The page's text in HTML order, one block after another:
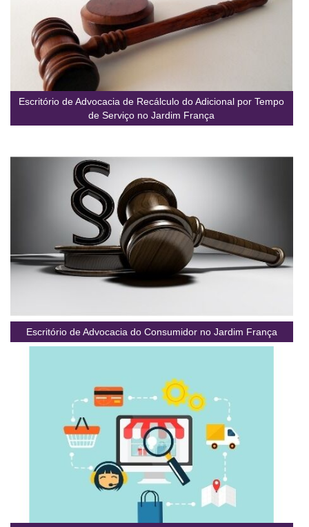
Escritório de Advocacia de Recálculo do Adicional por Tempo
de Serviço no Jardim França
Escritório de Advocacia do Consumidor no Jardim França